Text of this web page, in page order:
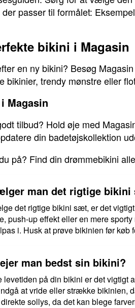
passer til formålet:
bikini i Magasin
en ny bikini? Besøg
bikinier, trendy mønstre eller
Magasin
tilbud? Hold øje med
din badetøjskollektion
på? Find din drømmebikini
man det rigtige
det rigtige bikini sæt, er det
push-up effekt eller en mere
i. Husk at prøve bikinien før køb
man bedst sin bikini?
på din bikini er det vigtigt
at vride eller strække bikinien,
sollys, da det kan blege